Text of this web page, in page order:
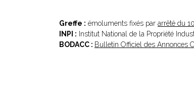
Greffe : émoluments fixés par arrêté du
INPI : Institut National de la Propriété
BODACC : Bulletin Officiel des Annonces